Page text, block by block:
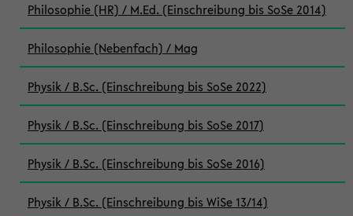
Philosophie (HR) / M.Ed. (Einschreibung bis SoSe 2014)
Philosophie (Nebenfach) / Mag
Physik / B.Sc. (Einschreibung bis SoSe 2022)
Physik / B.Sc. (Einschreibung bis SoSe 2017)
Physik / B.Sc. (Einschreibung bis SoSe 2016)
Physik / B.Sc. (Einschreibung bis WiSe 13/14)